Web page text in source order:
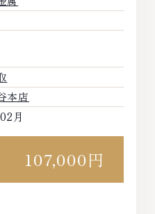
本店
月
107,000円